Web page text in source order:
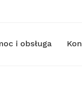
i obsługa